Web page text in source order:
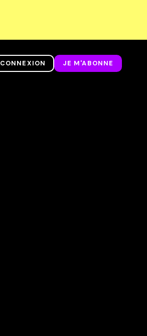
CONNEXION JE M'ABONNE